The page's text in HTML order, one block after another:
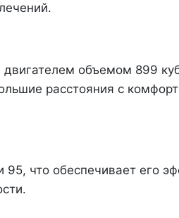
объемом 899
расстояния с
95, что обеспечивает его